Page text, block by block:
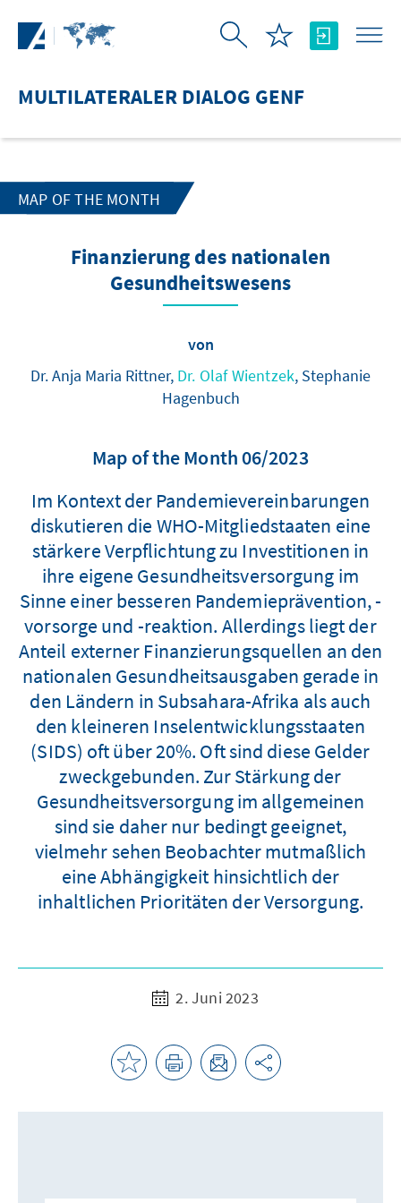
MULTILATERALER DIALOG GENF
MAP OF THE MONTH
Finanzierung des nationalen
Gesundheitswesens
von
Dr. Anja Maria Rittner, Dr. Olaf Wientzek, Stephanie
Hagenbuch
Map of the Month 06/2023
Im Kontext der Pandemievereinbarungen
diskutieren die WHO-Mitgliedstaaten eine
stärkere Verpflichtung zu Investitionen in
ihre eigene Gesundheitsversorgung im
Sinne einer besseren Pandemieprävention, -
vorsorge und -reaktion. Allerdings liegt der
Anteil externer Finanzierungsquellen an den
nationalen Gesundheitsausgaben gerade in
den Ländern in Subsahara-Afrika als auch
den kleineren Inselentwicklungsstaaten
(SIDS) oft über 20%. Oft sind diese Gelder
zweckgebunden. Zur Stärkung der
Gesundheitsversorgung im allgemeinen
sind sie daher nur bedingt geeignet,
vielmehr sehen Beobachter mutmaßlich
eine Abhängigkeit hinsichtlich der
inhaltlichen Prioritäten der Versorgung.
2. Juni 2023